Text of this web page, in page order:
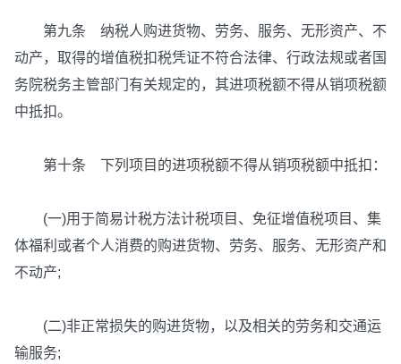
第九条 纳税人购进货物、劳务、服务、无形资产、不
动产，取得的增值税扣税凭证不符合法律、行政法规或者国
务院税务主管部门有关规定的，其进项税额不得从销项税额
中抵扣。
第十条 下列项目的进项税额不得从销项税额中抵扣：
(一)用于简易计税方法计税项目、免征增值税项目、集
体福利或者个人消费的购进货物、劳务、服务、无形资产和
不动产;
(二)非正常损失的购进货物，以及相关的劳务和交通运
输服务;